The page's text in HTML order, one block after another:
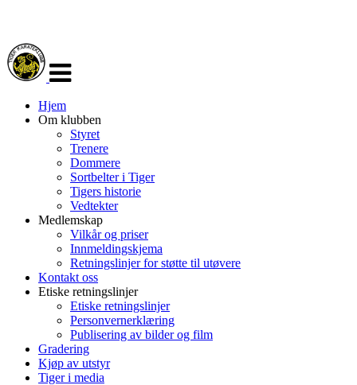
navigasjon
Hjem
Om klubben
Styret
Trenere
Dommere
Sortbelter i Tiger
Tigers historie
Vedtekter
Medlemskap
Vilkår og priser
Innmeldingskjema
Retningslinjer for støtte til utøvere
Kontakt oss
Etiske retningslinjer
Etiske retningslinjer
Personvernerklæring
Publisering av bilder og film
Gradering
Kjøp av utstyr
Tiger i media